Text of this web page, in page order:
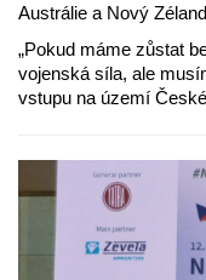
Austrálie a Nový
„Pokud máme zůstat
vojenská síla, ale
vstupu na území